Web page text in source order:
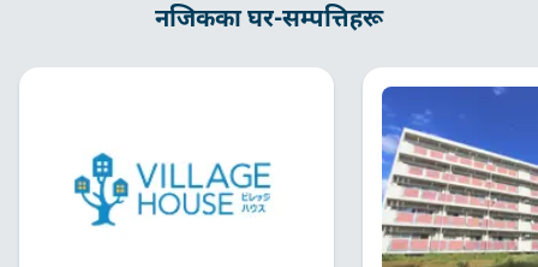
नजिकका घर-सम्पत्तिहरू